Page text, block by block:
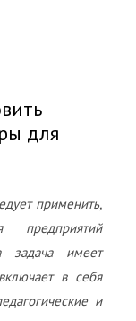
для
применить,
предприятий
задача имеет
в себя
и